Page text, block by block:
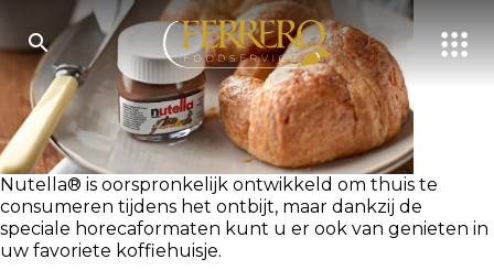
main
content
ONDERZOEKEN
Nutella® is oorspronkelijk ontwikkeld om thuis te
consumeren tijdens het ontbijt, maar dankzij de
speciale horecaformaten kunt u er ook van genieten in
uw favoriete koffiehuisje.